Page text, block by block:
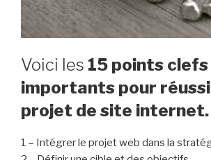
Voici les 15 points clefs
importants pour
projet de site internet.
1 – Intégrer le projet web dans la